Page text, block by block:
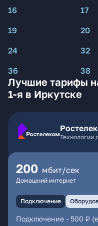
16 17
19
20
24
32
36
38
Лучшие тарифы
1-я в Иркутске
Технологии
200 мбит/сек
Домашний интернет
Подключение
Подключение - 500 ₽